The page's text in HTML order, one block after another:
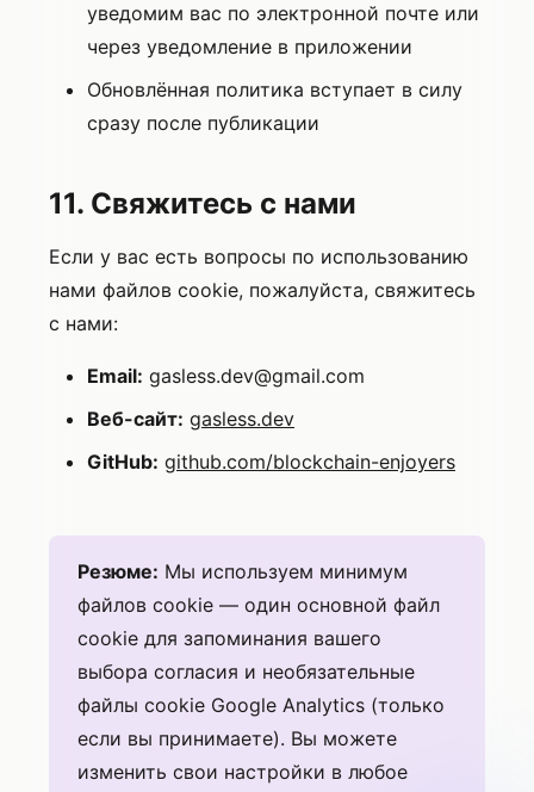
уведомим вас по электронной почте или
через уведомление в приложении
Обновлённая политика вступает в силу
сразу после публикации
11. Свяжитесь с нами
Если у вас есть вопросы по использованию
нами файлов cookie, пожалуйста, свяжитесь
с нами:
Email: gasless.dev@gmail.com
Веб-сайт: gasless.dev
GitHub: github.com/blockchain-enjoyers
Резюме: Мы используем минимум
файлов cookie — один основной файл
cookie для запоминания вашего
выбора согласия и необязательные
файлы cookie Google Analytics (только
если вы принимаете). Вы можете
изменить свои настройки в любое